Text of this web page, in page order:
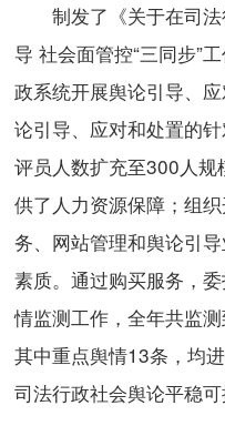
制发了《关于在司法
导 社会面管控“三同步”
政系统开展舆论引导、
论引导、应对和处置的
评员人数扩充至300人
供了人力资源保障；组
务、网站管理和舆论引
素质。通过购买服务，
情监测工作，全年共监
其中重点舆情13条，均
司法行政社会舆论平稳